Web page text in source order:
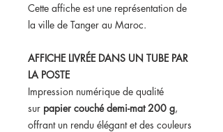
Cette affiche est une représentation de
la ville de Tanger au Maroc.
AFFICHE LIVRÉE DANS UN TUBE PAR
LA POSTE
Impression numérique de qualité
sur papier couché demi-mat 200 g,
offrant un rendu élégant et des couleurs